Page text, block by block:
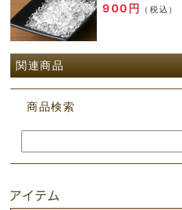
900円 （税込）
関連商品
商品検索